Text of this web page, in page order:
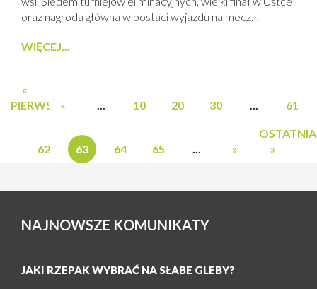
oraz nagroda główna w postaci wyjazdu na mecz
odsłona imprezy organizowanej przy współpracy firm
WIĘCEJ...
«
PIERWSZA
« ... 10 20 30 ... 61
62 63 64 65 ... »
OSTATNIA
»
NAJNOWSZE KOMUNIKATY
JAKI RZEPAK WYBRAĆ NA SŁABE GLEBY?